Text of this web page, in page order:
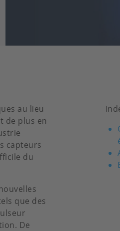
au lieu
de plus en
capteurs
du
que des
De